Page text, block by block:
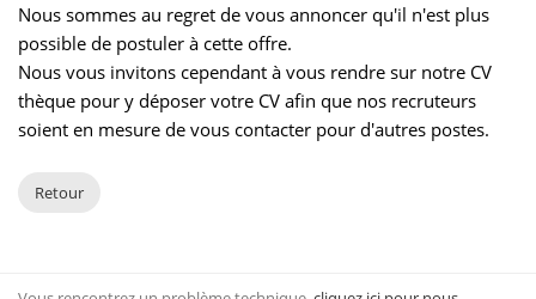
Nous sommes au regret de vous annoncer qu'il n'est plus
possible de postuler à cette offre.
Nous vous invitons cependant à vous rendre sur notre CV
thèque pour y déposer votre CV afin que nos recruteurs
soient en mesure de vous contacter pour d'autres postes.
Retour